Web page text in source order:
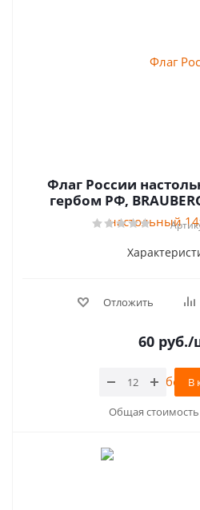
Флаг России
гербом РФ,
Отложить
60руб./
В
Общая стоимость